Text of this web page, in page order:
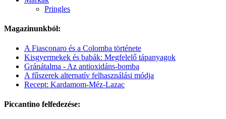
Pringles
Magazinunkból:
A Fiasconaro és a Colomba története
Kisgyermekek és babák: Megfelelő tápanyagok
Gránátalma - Az antioxidáns-bomba
A fűszerek alternatív felhasználási módja
Recept: Kardamom-Méz-Lazac
Piccantino felfedezése: